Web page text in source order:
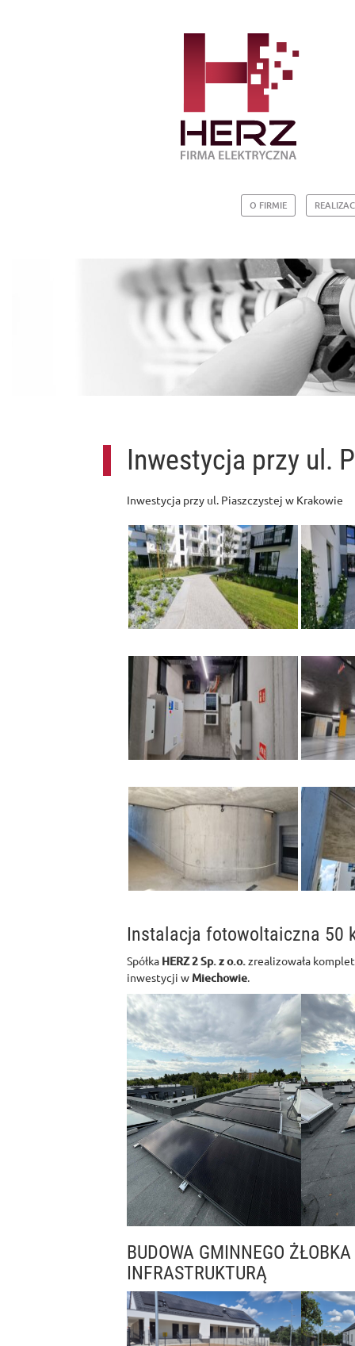
O FIRMIE
Inwestycja przy ul.
Inwestycja przy ul. Piaszczystej w Krakowie
Instalacja fotowoltaiczna 50
Spółka HERZ 2 Sp. z o.o.zrealizowała
inwestycji w Miechowie.
BUDOWA GMINNEGO
INFRASTRUKTURĄ